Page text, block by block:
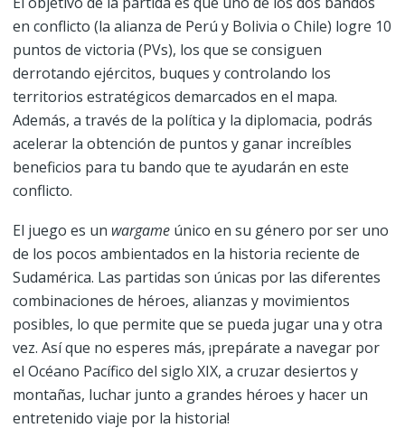
en conflicto (la alianza de Perú y Bolivia o Chile) logre 10
puntos de victoria (PVs), los que se consiguen
derrotando ejércitos, buques y controlando los
territorios estratégicos demarcados en el mapa.
Además, a través de la política y la diplomacia, podrás
acelerar la obtención de puntos y ganar increíbles
beneficios para tu bando que te ayudarán en este
conflicto.
El juego es un wargameúnico en su género por ser uno
de los pocos ambientados en la historia reciente de
Sudamérica. Las partidas son únicas por las diferentes
combinaciones de héroes, alianzas y movimientos
posibles, lo que permite que se pueda jugar una y otra
vez. Así que no esperes más, ¡prepárate a navegar por
el Océano Pacífico del siglo XIX, a cruzar desiertos y
montañas, luchar junto a grandes héroes y hacer un
entretenido viaje por la historia!